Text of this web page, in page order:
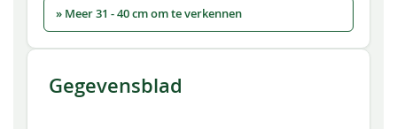
» Meer 31 - 40 cm om te verkennen
Gegevensblad